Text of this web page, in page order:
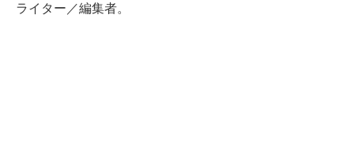
ライター／編集者。